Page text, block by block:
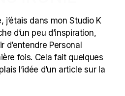
j’étais dans mon Studio K
d’un peu d’inspiration,
d’entendre Personal
fois. Cela fait quelques
l’idée d’un article sur la